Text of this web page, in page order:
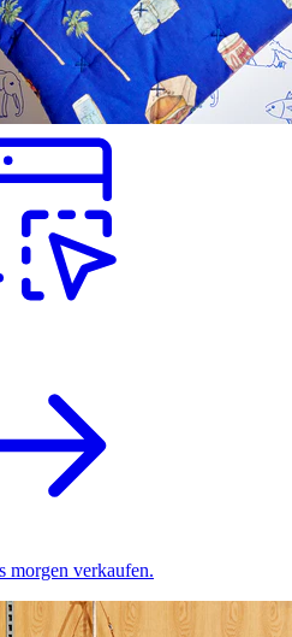
morgen verkaufen.